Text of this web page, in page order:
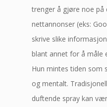
trenger å gjøre noe på
nettannonser (eks:
skrive slike
blant annet for å måle
Hun mintes tiden som
og mentalt.
duftende spray kan